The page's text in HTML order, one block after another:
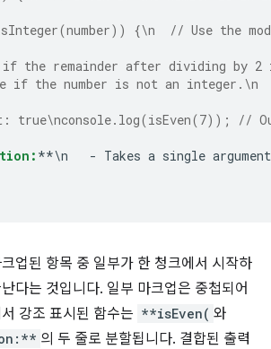
{\n  // Use the
the remainder after dividing by
if the number is not an integer.\n
true\nconsole.log(isEven(7)); //
**\n   - Takes a single
업된 항목 중 일부가 한 청크에서 시작하
다는 것입니다. 일부 마크업은 중첩되어
강조 표시된 함수는 **isEven( 와
의 두 줄로 분할됩니다. 결합된 출력